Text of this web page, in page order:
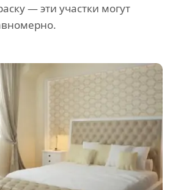
— эти участки могут